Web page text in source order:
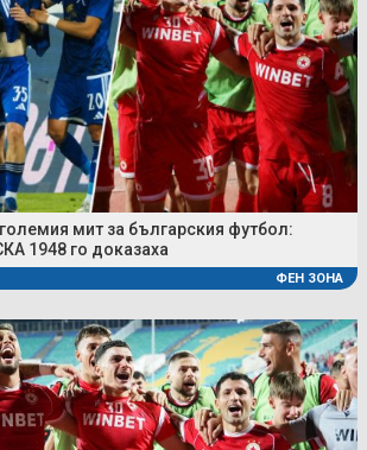
мит за българския футбол:
1948 го доказаха
ФЕН ЗОНА